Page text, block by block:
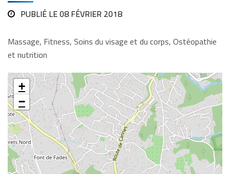
PUBLIÉ LE08 FÉVRIER 2018
Massage, Fitness, Soins du visage et du corps, Ostéopathie
et nutrition
+
−